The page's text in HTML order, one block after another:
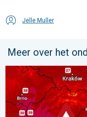
Jelle Muller
Meer over het
Extreme hitte in Oost-